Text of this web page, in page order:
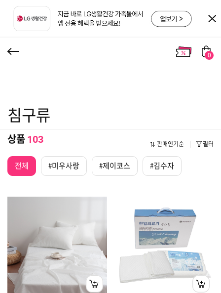
0
침구류
상품 103 판매인기순 필터
전체 #미우사랑 #제이코스 #김수자